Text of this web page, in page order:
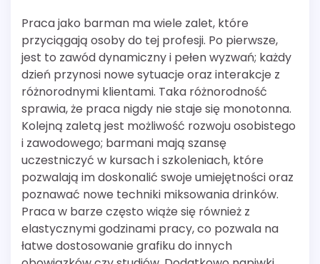
Praca jako barman ma wiele zalet, które
przyciągają osoby do tej profesji. Po pierwsze,
jest to zawód dynamiczny i pełen wyzwań; każdy
dzień przynosi nowe sytuacje oraz interakcje z
różnorodnymi klientami. Taka różnorodność
sprawia, że praca nigdy nie staje się monotonna.
Kolejną zaletą jest możliwość rozwoju osobistego
i zawodowego; barmani mają szansę
uczestniczyć w kursach i szkoleniach, które
pozwalają im doskonalić swoje umiejętności oraz
poznawać nowe techniki miksowania drinków.
Praca w barze często wiąże się również z
elastycznymi godzinami pracy, co pozwala na
łatwe dostosowanie grafiku do innych